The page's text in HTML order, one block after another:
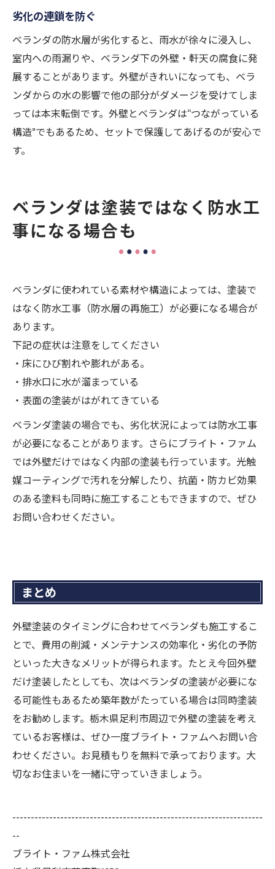
劣化の連鎖を防ぐ
ベランダの防水層が劣化すると、雨水が徐々に浸入し、
室内への雨漏りや、ベランダ下の外壁・軒天の腐食に発
展することがあります。外壁がきれいになっても、ベラ
ンダからの水の影響で他の部分がダメージを受けてしま
っては本末転倒です。外壁とベランダは“つながっている
構造”でもあるため、セットで保護してあげるのが安心で
す。
ベランダは塗装ではなく防水工
事になる場合も
ベランダに使われている素材や構造によっては、塗装で
はなく防水工事（防水層の再施工）が必要になる場合が
あります。
下記の症状は注意をしてください
・床にひび割れや膨れがある。
・排水口に水が溜まっている
・表面の塗装がはがれてきている
ベランダ塗装の場合でも、劣化状況によっては防水工事
が必要になることがあります。さらにブライト・ファム
では外壁だけではなく内部の塗装も行っています。光触
媒コーティングで汚れを分解したり、抗菌・防カビ効果
のある塗料も同時に施工することもできますので、ぜひ
お問い合わせください。
まとめ
外壁塗装のタイミングに合わせてベランダも施工するこ
とで、費用の削減・メンテナンスの効率化・劣化の予防
といった大きなメリットが得られます。たとえ今回外壁
だけ塗装したとしても、次はベランダの塗装が必要にな
る可能性もあるため築年数がたっている場合は同時塗装
をお勧めします。栃木県足利市周辺で外壁の塗装を考え
ているお客様は、ぜひ一度ブライト・ファムへお問い合
わせください。お見積もりを無料で承っております。大
切なお住まいを一緒に守っていきましょう。
--------------------------------------------------------------------
--
ブライト・ファム株式会社